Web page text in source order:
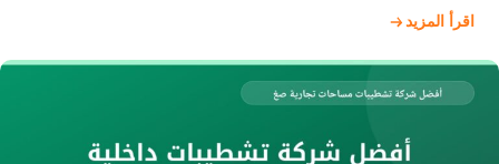
اقرأ المزيد